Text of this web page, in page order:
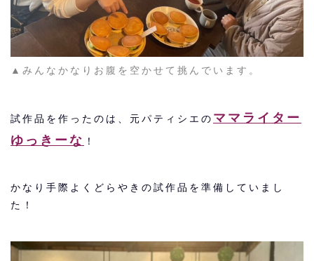
▲みんなかなりお腹を空かせて挑んでいます。
試作品を作ったのは、元パティシエの ママライター
ゆっきーな ！
かなり手際よくどらやきの試作品を準備していまし
た！